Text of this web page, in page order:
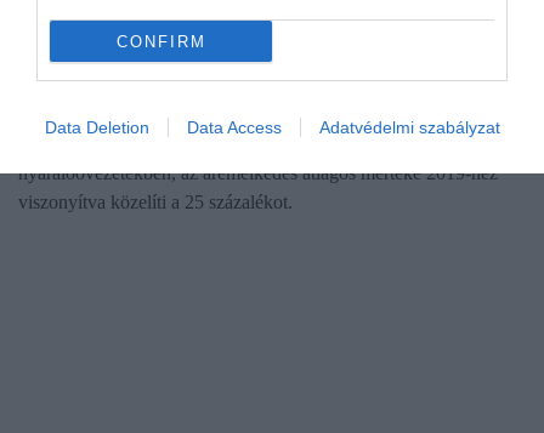
CONFIRM
Data Deletion Data Access Adatvédelmi szabályzat
Ha kölcsönzött autóval nyaralnál Európában,
kellemetlen meglepetés érhet
Jelentősen megugrottak a kölcsönzési díjak az európai
nyaralóövezetekben, az áremelkedés átlagos mértéke 2019-hez
viszonyítva közelíti a 25 százalékot.